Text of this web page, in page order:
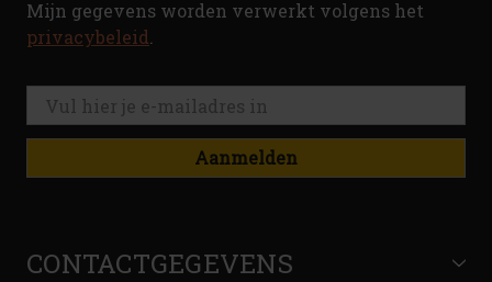
Mijn gegevens worden verwerkt volgens het
privacybeleid
Aanmelden
CONTACTGEGEVENS